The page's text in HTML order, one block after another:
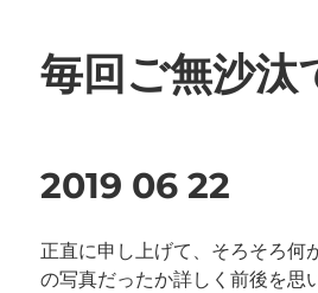
毎回ご無沙汰
2019 06 22
正直に申し上げて、そろそろ何
の写真だったか詳しく前後を思